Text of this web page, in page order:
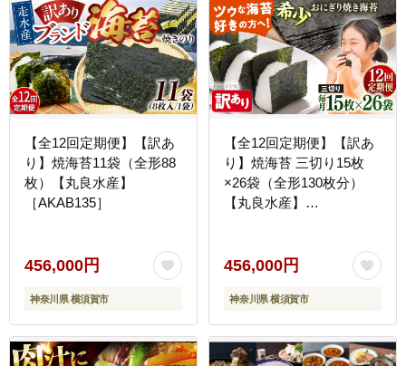
【全12回定期便】【訳あ
り】焼海苔11袋（全形88
枚）【丸良水産】
［AKAB135］
456,000円
神奈川県 横須賀市
【全12回定期便】【訳あ
り】焼海苔 三切り15枚
×26袋（全形130枚分）
【丸良水産】
456,000円
神奈川県 横須賀市